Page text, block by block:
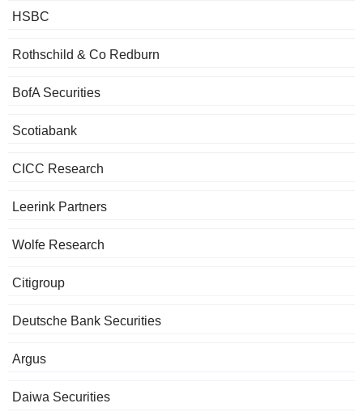
HSBC
Rothschild & Co Redburn
BofA Securities
Scotiabank
CICC Research
Leerink Partners
Wolfe Research
Citigroup
Deutsche Bank Securities
Argus
Daiwa Securities